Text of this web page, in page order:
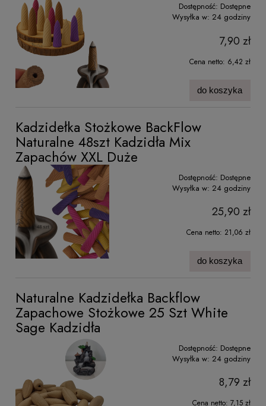
Dostępność: Dostępne
Wysyłka w: 24 godziny
7,90 zł
Cena netto: 6,42 zł
do koszyka
Kadzidełka Stożkowe BackFlow
Naturalne 48szt Kadzidła Mix
Zapachów XXL Duże
Dostępność: Dostępne
Wysyłka w: 24 godziny
25,90 zł
Cena netto: 21,06 zł
do koszyka
Naturalne Kadzidełka Backflow
Zapachowe Stożkowe 25 Szt White
Sage Kadzidła
Dostępność: Dostępne
Wysyłka w: 24 godziny
8,79 zł
Cena netto: 7,15 zł